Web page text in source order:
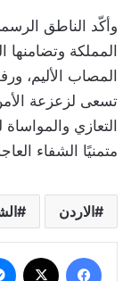
وأكّد الناطق
المملكة
المصاب الأليم،
تسعى لزعزعة
التعازي
متمنيًا الشفاء
الاردن
فيسبوك